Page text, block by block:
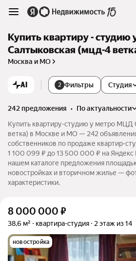
Купить квартиру -
Салтыковская (мцд-4
Москва и МО
AI 2 Фильтры Студия
242 предложения •
по актуальности
Купить квартиру-студию у метро МЦД
ветка) в Москве и МО — 242
собственников по продаже квартир-
1 100 099 ₽ до 13 500 000 ₽ на
нашем каталоге предложения
новостройках и вторичном жилье —
характеристики.
8 000 000 ₽
38,6 м² квартира-студия 2 этаж из 14
новостройка